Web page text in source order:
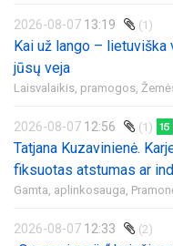
2026-08-07 13:19 (1)
Kai už lango –
jūsų veja
Laisvalaikis, pramogos,
2026-08-07 12:56 (1)
Tatjana Kuzavinienė.
fiksuotas atstumas ar
Gamta, aplinkosauga,
2026-08-07 12:33 (2)